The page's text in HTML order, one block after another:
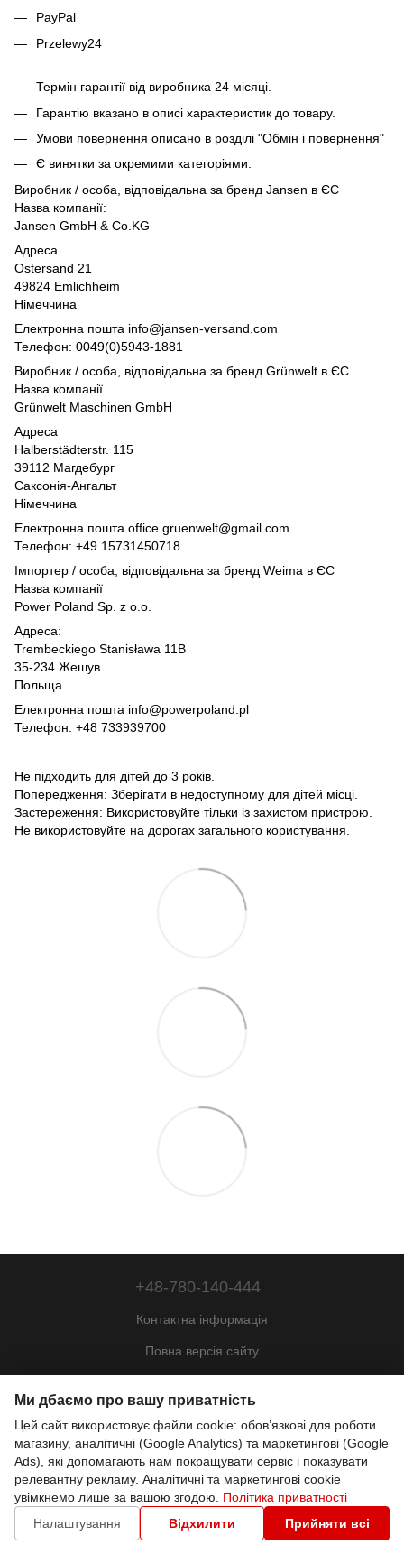
PayPal
Przelewy24
Термін гарантії від виробника 24 місяці.
Гарантію вказано в описі характеристик до товару.
Умови повернення описано в розділі "Обмін і повернення"
Є винятки за окремими категоріями.
Виробник / особа, відповідальна за бренд Jansen в ЄС
Назва компанії:
Jansen GmbH & Co.KG
Адреса
Ostersand 21
49824 Emlichheim
Німеччина
Електронна пошта info@jansen-versand.com
Телефон: 0049(0)5943-1881
Виробник / особа, відповідальна за бренд Grünwelt в ЄС
Назва компанії
Grünwelt Maschinen GmbH
Адреса
Halberstädterstr. 115
39112 Магдебург
Саксонія-Ангальт
Німеччина
Електронна пошта office.gruenwelt@gmail.com
Телефон: +49 15731450718
Імпортер / особа, відповідальна за бренд Weima в ЄС
Назва компанії
Power Poland Sp. z o.o.
Адреса:
Trembeckiego Stanisława 11B
35-234 Жешув
Польща
Електронна пошта info@powerpoland.pl
Телефон: +48 733939700
Не підходить для дітей до 3 років.
Попередження: Зберігати в недоступному для дітей місці.
Застереження: Використовуйте тільки із захистом пристрою.
Не використовуйте на дорогах загального користування.
+48-780-140-444
Контактна інформація
Повна версія сайту
Motohill Poland
Pl Укр Рус Eng
Інтернет-магазин створений з Хорошоп
Ми дбаємо про вашу приватність
Цей сайт використовує файли cookie: обов’язкові для роботи
магазину, аналітичні (Google Analytics) та маркетингові (Google
Ads), які допомагають нам покращувати сервіс і показувати
релевантну рекламу. Аналітичні та маркетингові cookie
увімкнемо лише за вашою згодою. Політика приватності
Налаштування
Відхилити Прийняти всі